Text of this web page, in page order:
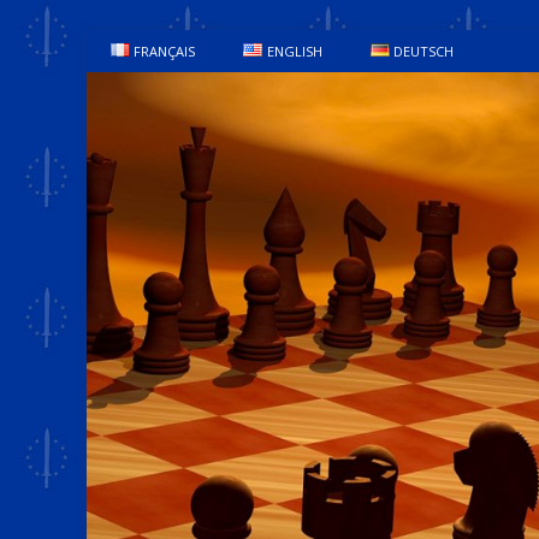
FRANÇAIS ENGLISH DEUTSCH